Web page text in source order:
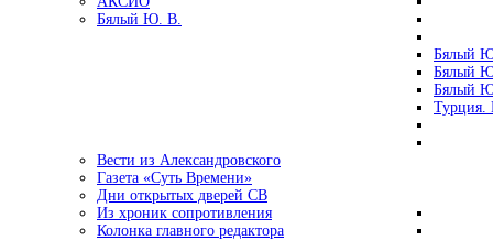
Бялый Ю. В.
Бялый
Бялый
Бялый
Турция.
Вести из Александровского
Газета «Суть Времени»
Дни открытых дверей СВ
Из хроник сопротивления
Колонка главного редактора